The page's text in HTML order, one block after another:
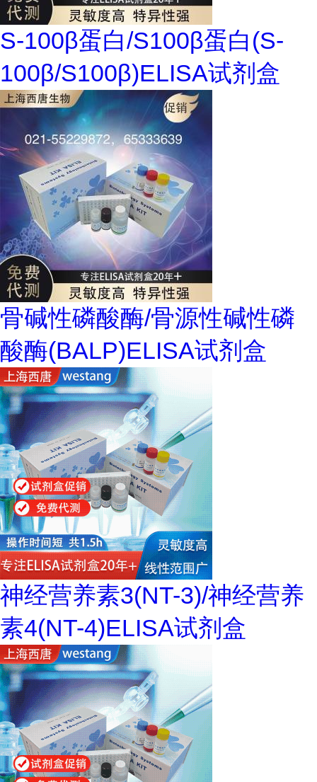
S-100β蛋白/S100β蛋白(S-
100β/S100β)ELISA试剂盒
骨碱性磷酸酶/骨源性碱性磷
酸酶(BALP)ELISA试剂盒
神经营养素3(NT-3)/神经营养
素4(NT-4)ELISA试剂盒